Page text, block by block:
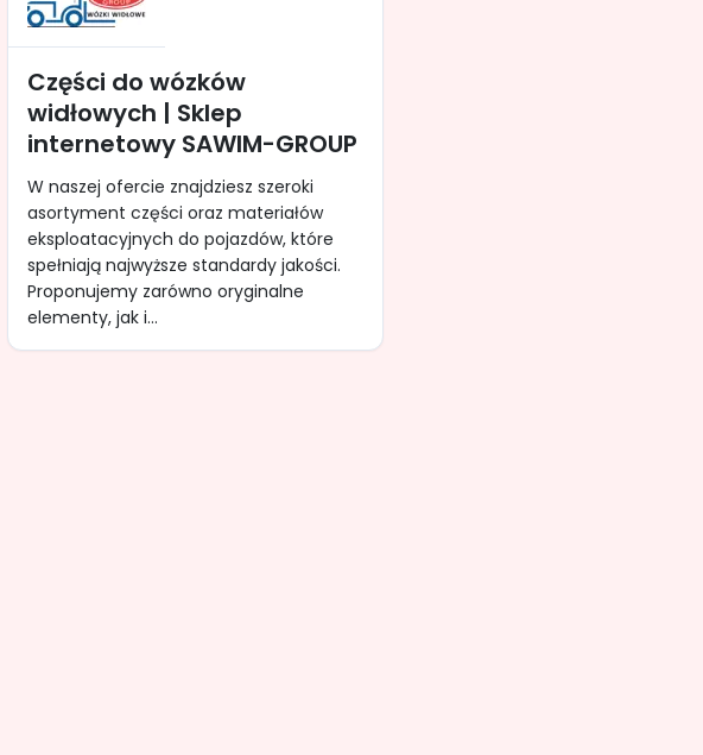
Części do wózków
widłowych | Sklep
internetowy SAWIM-GROUP
W naszej ofercie znajdziesz szeroki
asortyment części oraz materiałów
eksploatacyjnych do pojazdów, które
spełniają najwyższe standardy jakości.
Proponujemy zarówno oryginalne
elementy, jak i...